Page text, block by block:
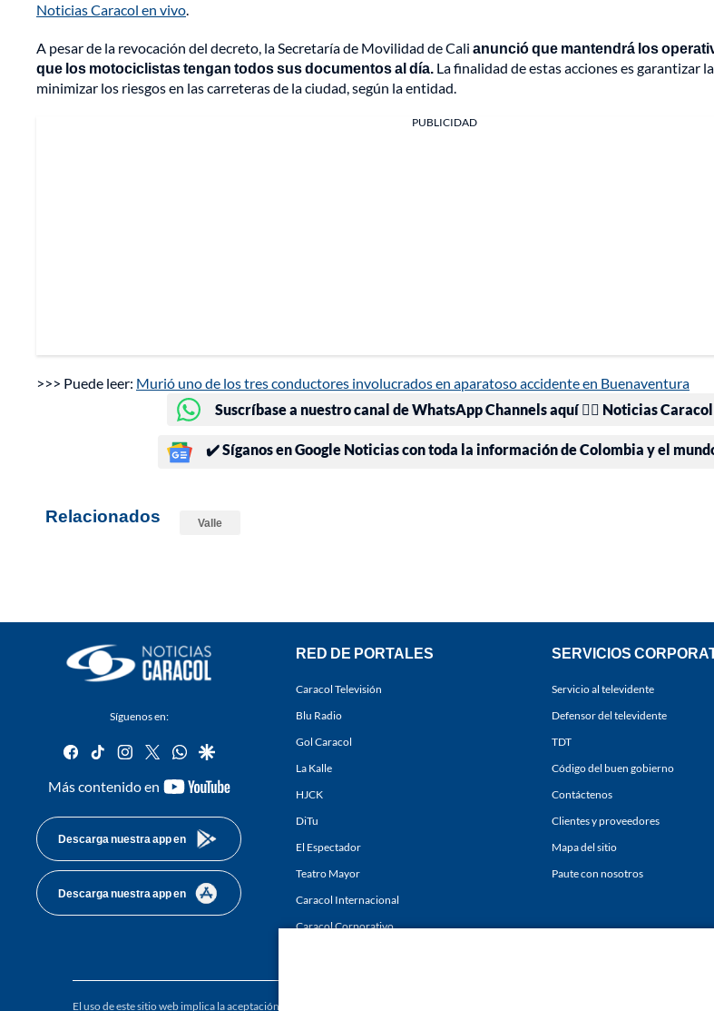
Noticias Caracol en vivo.
A pesar de la revocación del decreto, la Secretaría de Movilidad de Cali anunció que mantendrá los
que los motociclistas tengan todos sus documentos al día. La finalidad de estas acciones es garantizar
minimizar los riesgos en las carreteras de la ciudad, según la entidad.
PUBLICIDAD
>>> Puede leer: Murió uno de los tres conductores involucrados en aparatoso accidente en Buenaventura
Suscríbase a nuestro canal de WhatsApp Channels aquí 👉🏻 Noticias Caracol
✔️ Síganos en Google Noticias con toda la información de Colombia y el
Relacionados Valle
Síguenos en:
facebook
tiktok instagram
twitterwhatsapp
google
Más contenido en
youtube-
Descarga nuestra app en
Descarga nuestra app en
RED DE PORTALES
Caracol Televisión
Blu Radio
Gol Caracol
La Kalle
HJCK
DiTu
El Espectador
Teatro Mayor
Caracol Internacional
Caracol Corporativo
SERVICIOS
Servicio al televidente
Defensor del televidente
TDT
Código del buen gobierno
Contáctenos
Clientes y proveedores
Mapa del sitio
Paute con nosotros
El uso de este sitio web implica la aceptación de los